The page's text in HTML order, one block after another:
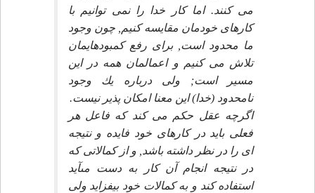
مى كنند. اما كار خدا را نمى توانيم با
كارهاى خودمان مقايسه كنيم, چون وجود
ما محدود است, براى رفع كمبودهايمان
تلاش مى كنيم و اعمالمان همه در اين
مسير است; ولى درباره يك وجود
نامحدود (خدا) اين معنا امكان پذير نيست.
اگرچه عقل حكم مى كند كه فاعل هر
فعلى بايد در كارهاى خود فايده و نتيجه
اى را در نظر داشته باشد, و از كمالاتى كه
در نتيجه انجام آن كار به دست مىآيد
استفاده كند و به كمالات خود بيفزايد ولى